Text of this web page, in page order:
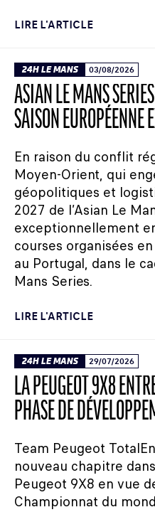
LIRE L'ARTICLE
24H LE MANS 03/08/2026
ASIAN LE MANS
SAISON EUROPÉENNE
En raison du conflit
Moyen-Orient, qui
géopolitiques et
2027 de l’Asian Le
exceptionnellement
courses organisées
au Portugal, dans le
Mans Series.
LIRE L'ARTICLE
24H LE MANS 29/07/2026
LA PEUGEOT 9X8
PHASE DE
Team Peugeot
nouveau chapitre
Peugeot 9X8 en vue
Championnat du